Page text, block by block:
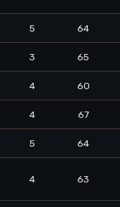
5
64
3
65
4
60
4
67
5
64
4 63